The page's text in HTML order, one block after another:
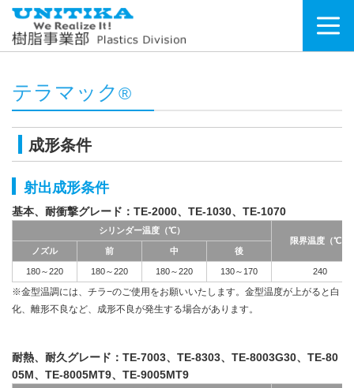
テラマック ®
成形条件
射出成形条件
基本、耐衝撃グレード：TE-2000、TE-1030、TE-1070
シリンダー温度（℃）
限界温度（℃）
ノズル
前 中 後
180～220 180～220 180～220 130～170 240
※金型温調には、チラ−のご使用をお願いいたします。金型温度が上がると白
化、離形不良など、成形不良が発生する場合があります。
耐熱、耐久グレード：TE-7003、TE-8303、TE-8003G30、TE-80
05M、TE-8005MT9、TE-9005MT9